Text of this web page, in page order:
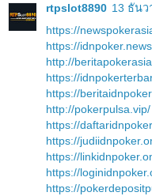
rtpslot8890 13 ธันว
https://
https://
http://
https://
https://
http://pokerpulsa.vip/
https://
https://
https://
https://
https://